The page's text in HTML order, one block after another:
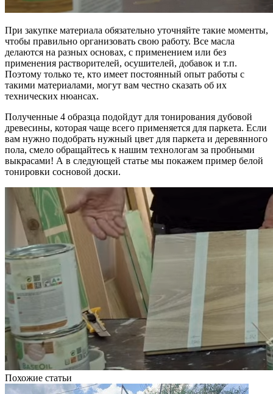
При закупке материала обязательно уточняйте такие моменты,
чтобы правильно организовать свою работу. Все масла
делаются на разных основах, с применением или без
применения растворителей, осушителей, добавок и т.п.
Поэтому только те, кто имеет постоянный опыт работы с
такими материалами, могут вам честно сказать об их
технических нюансах.
Полученные 4 образца подойдут для тонирования дубовой
древесины, которая чаще всего применяется для паркета. Если
вам нужно подобрать нужный цвет для паркета и деревянного
пола, смело обращайтесь к нашим технологам за пробными
выкрасами! А в следующей статье мы покажем пример белой
тонировки сосновой доски.
Похожие статьи